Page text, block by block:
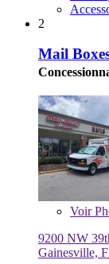
2
Mail
Voir
9200 NW
Gainesville,